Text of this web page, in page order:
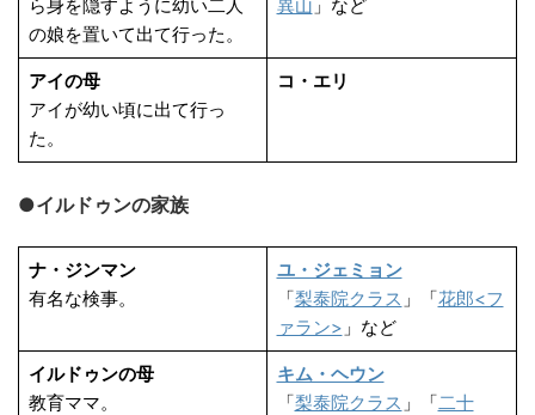
ら身を隠すように幼い二人
の娘を置いて出て行った。
異山 」など
アイの母
アイが幼い頃に出て行っ
た。
コ・エリ
●イルドゥンの家族
ナ・ジンマン
有名な検事。
ユ・ジェミョン
「梨泰院クラス 」「花郎<フ
ァラン> 」など
イルドゥンの母
教育ママ。
キム・ヘウン
「梨泰院クラス 」「二十